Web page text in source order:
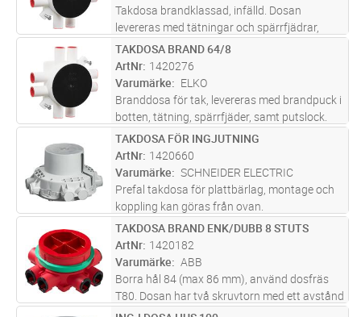
Takdosa brandklassad, infälld. Dosan
levereras med tätningar och spärrfjädrar,
samt putslock. Rörstutsarna är för 16 mm
men passar även tillsammans med rörmuff
för 20 mm. Levereras komplett med fästs
mer
ST Lägg i kundvagn
TAKDOSA BRAND 64/8
ArtNr 1420276
Varumärke
ELKO
Branddosa för tak, levereras med brandpuck i
botten, tätning, spärrfjäder, samt putslock.
Rörstutsarna är för 16 mm men passar även
tillsammans med rörmuff för 20 mm.
Takdosor levereras komplett med...läs mer
ST Lägg i kundvagn
TAKDOSA FÖR INGJUTNING
ArtNr 1420660
Varumärke
SCHNEIDER ELECTRIC
Prefal takdosa för plattbärlag, montage och
koppling kan göras från ovan.
ST Lägg i kundvagn
TAKDOSA BRAND ENK/DUBB 8 STUTS
ArtNr 1420182
Varumärke
ABB
Borra hål 84 (max 86 mm), använd dosfräs
T80. Dosan har två skruvtorn med ett avstånd
på cc 70mm (för M4-skruvar), som passar alla